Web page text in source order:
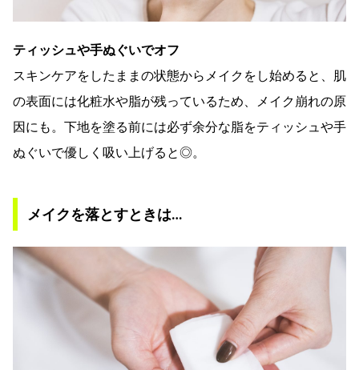
ティッシュや手ぬぐいでオフ
スキンケアをしたままの状態からメイクをし始めると、肌
の表面には化粧水や脂が残っているため、メイク崩れの原
因にも。下地を塗る前には必ず余分な脂をティッシュや手
ぬぐいで優しく吸い上げると◎。
メイクを落とすときは…